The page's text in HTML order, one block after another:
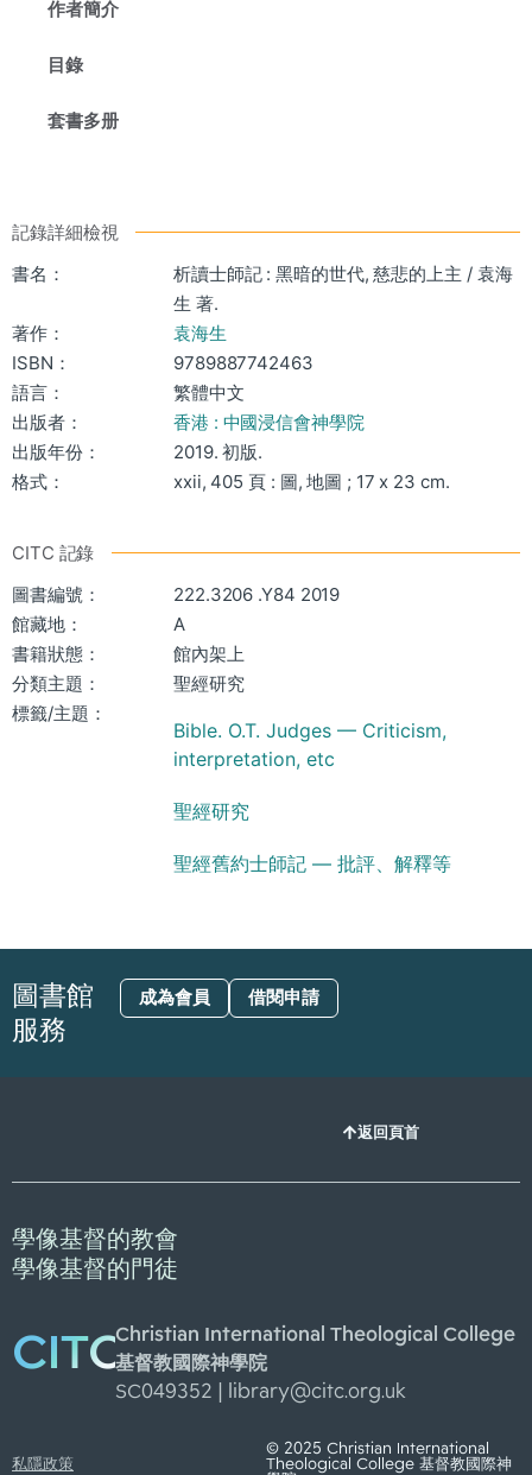
作者簡介
目錄
套書多册
記錄詳細檢視
書名：
析讀士師記 : 黑暗的世代, 慈悲的上主 / 袁海
生 著.
著作：
袁海生
ISBN：
9789887742463
語言：
繁體中文
出版者：
香港 : 中國浸信會神學院
出版年份：
2019. 初版.
格式：
xxii, 405 頁 : 圖, 地圖 ; 17 x 23 cm.
CITC 記錄
圖書編號：
222.3206 .Y84 2019
館藏地：
A
書籍狀態：
館內架上
分類主題：
聖經研究
標籤/主題：
Bible. O.T. Judges — Criticism,
interpretation, etc
聖經研究
聖經舊約士師記 — 批評、解釋等
圖書館
服務
成為會員 借閱申請
返回頁首
學像基督的教會
學像基督的門徒
CITCChristian International Theological College
基督教國際神學院
SC049352 |
library@citc.org.uk
私隱政策
© 2025 Christian International
Theological College 基督教國際神